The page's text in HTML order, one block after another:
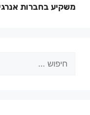
משקיע בחברות